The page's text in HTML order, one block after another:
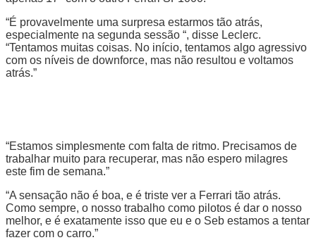
“É provavelmente uma surpresa estarmos tão atrás,
especialmente na segunda sessão “, disse Leclerc.
“Tentamos muitas coisas. No início, tentamos algo agressivo
com os níveis de downforce, mas não resultou e voltamos
atrás.”
“Estamos simplesmente com falta de ritmo. Precisamos de
trabalhar muito para recuperar, mas não espero milagres
este fim de semana.”
“A sensação não é boa, e é triste ver a Ferrari tão atrás.
Como sempre, o nosso trabalho como pilotos é dar o nosso
melhor, e é exatamente isso que eu e o Seb estamos a tentar
fazer com o carro.”